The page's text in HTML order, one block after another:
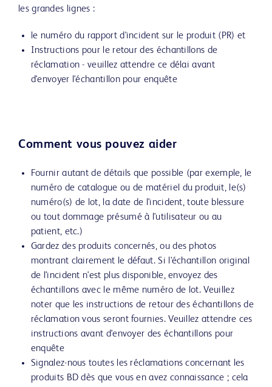
les grandes lignes :
le numéro du rapport d'incident sur le produit (PR) et
Instructions pour le retour des échantillons de
réclamation - veuillez attendre ce délai avant
d'envoyer l'échantillon pour enquête
Comment vous pouvez aider
Fournir autant de détails que possible (par exemple, le
numéro de catalogue ou de matériel du produit, le(s)
numéro(s) de lot, la date de l'incident, toute blessure
ou tout dommage présumé à l'utilisateur ou au
patient, etc.)
Gardez des produits concernés, ou des photos
montrant clairement le défaut. Si l'échantillon original
de l'incident n'est plus disponible, envoyez des
échantillons avec le même numéro de lot. Veuillez
noter que les instructions de retour des échantillons de
réclamation vous seront fournies. Veuillez attendre ces
instructions avant d'envoyer des échantillons pour
enquête
Signalez-nous toutes les réclamations concernant les
produits BD dès que vous en avez connaissance ; cela